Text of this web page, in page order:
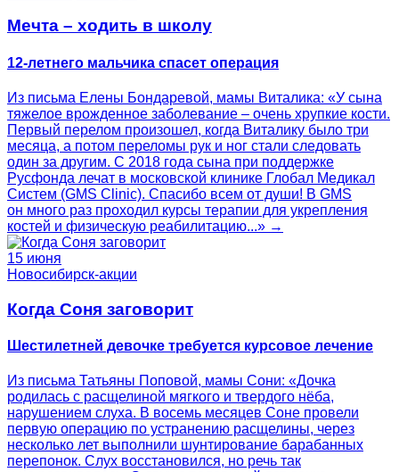
Мечта – ходить в школу
12-летнего мальчика спасет операция
Из письма Елены Бондаревой, мамы Виталика: «У сына
тяжелое врожденное заболевание – очень хрупкие кости.
Первый перелом произошел, когда Виталику было три
месяца, а потом переломы рук и ног стали следовать
один за другим. С 2018 года сына при поддержке
Русфонда лечат в московской клинике Глобал Медикал
Систем (GMS Clinic). Спасибо всем от души! В GMS
он много раз проходил курсы терапии для укрепления
костей и физическую реабилитацию...» →
15 июня
Новосибирск-акции
Когда Соня заговорит
Шестилетней девочке требуется курсовое лечение
Из письма Татьяны Поповой, мамы Сони: «Дочка
родилась с расщелиной мягкого и твердого нёба,
нарушением слуха. В восемь месяцев Соне провели
первую операцию по устранению расщелины, через
несколько лет выполнили шунтирование барабанных
перепонок. Слух восстановился, но речь так